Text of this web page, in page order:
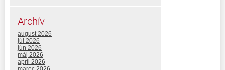
Archív
august 2026
júl 2026
jún 2026
máj 2026
apríl 2026